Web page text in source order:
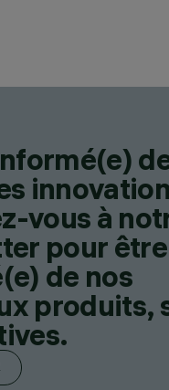
vous à
pour être
de nos
produits,